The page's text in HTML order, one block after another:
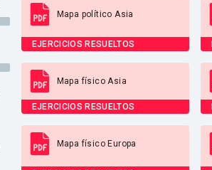
Mapa político Asia
EJERCICIOS RESUELTOS
Mapa físico Asia
EJERCICIOS RESUELTOS
Mapa físico Europa